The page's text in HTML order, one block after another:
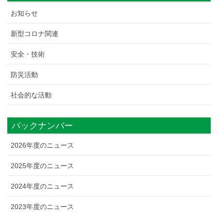
お知らせ
新型コロナ関連
安全・技術
防災活動
社会的な活動
バックナンバー
2026年度のニュース
2025年度のニュース
2024年度のニュース
2023年度のニュース